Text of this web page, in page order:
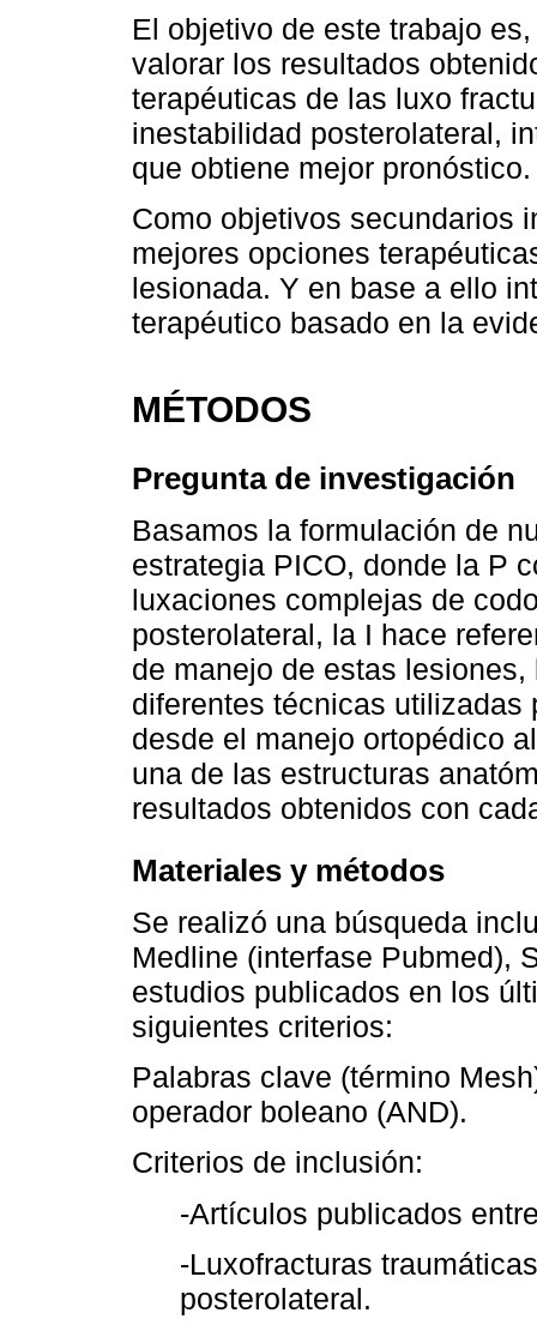
El objetivo de este trabajo
valorar los resultados
terapéuticas de las luxo
inestabilidad posterolateral,
que obtiene mejor pronóstico.
Como objetivos secundarios
mejores opciones
lesionada. Y en base a ello
terapéutico basado en la
MÉTODOS
Pregunta de investigación
Basamos la formulación de
estrategia PICO, donde la P
luxaciones complejas de
posterolateral, la I hace
de manejo de estas
diferentes técnicas utilizadas
desde el manejo ortopédico
una de las estructuras
resultados obtenidos con
Materiales y métodos
Se realizó una búsqueda
Medline (interfase Pubmed),
estudios publicados en los
siguientes criterios:
Palabras clave (término
operador boleano (AND).
Criterios de inclusión:
-Artículos publicados
-Luxofracturas
posterolateral.